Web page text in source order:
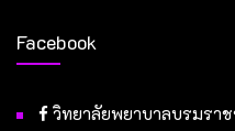
Facebook
วิทยาลัยพยาบาลบรมรา